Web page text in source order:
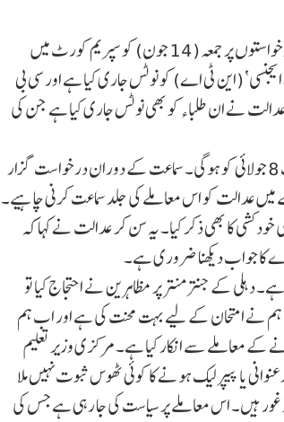
نئی دہلی :نیٹ کے امتحان میں مبینہ پیپر لیک اور بے ضابطگیوں سے متعلق درخواستوں پر جمعہ (14 جون) کو سپریم کورٹ میں
(این ٹی اے) کو نوٹس جاری کیا ہے اور سی بی
نے ان طلباء کو بھی نوٹس جاری کیا ہے جن کی
سپریم کورٹ نے کہا کہ جواب داخل ہونے کے بعد اس معاملے پر اگلی سماعت 8 جولائی کو ہوگی۔ سماعت کے دوران درخواست گزار
ہوا ہے۔ ایسے میں عدالت کو اس معاملے کی جلد سماعت کرنی چاہیے۔
کشی کا بھی ذکر کیا۔ یہ سن کر عدالت نے کہا کہ
کا جواب دیکھنا ضروری ہے۔
دہلی کے جنتر منتر پر مظاہرین نے احتجاج کیا تو
ہم نے امتحان کے لیے بہت محنت کی ہے اور اب ہم
معاملے سے انکار کیا ہے۔ مرکزی وزیر تعلیم
یا پیپر لیک ہونے کا کوئی ٹھوس ثبوت نہیں ملا
ہیں۔ اس معاملے پر سیاست کی جا رہی ہے جس کی